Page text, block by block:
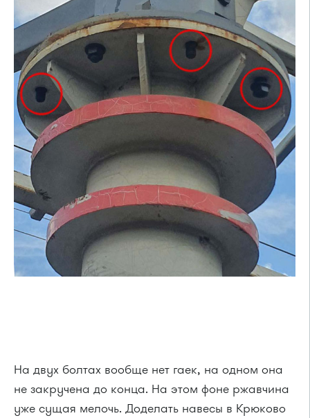
На двух болтах вообще нет гаек, на одном она
не закручена до конца. На этом фоне ржавчина
уже сущая мелочь. Доделать навесы в Крюково